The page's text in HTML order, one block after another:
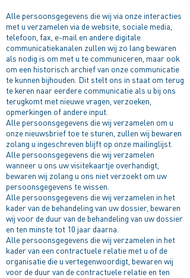
Alle persoonsgegevens die wij via onze interacties
met u verzamelen via de website, sociale media,
telefoon, fax, e-mail en andere digitale
communicatiekanalen zullen wij zo lang bewaren
als nodig is om met u te communiceren, maar ook
om een historisch archief van onze communicatie
te kunnen bijhouden. Dit stelt ons in staat om terug
te keren naar eerdere communicatie als u bij ons
terugkomt met nieuwe vragen, verzoeken,
opmerkingen of andere input.
Alle persoonsgegevens die wij verzamelen om u
onze nieuwsbrief toe te sturen, zullen wij bewaren
zolang u ingeschreven blijft op onze mailinglijst.
Alle persoonsgegevens die wij verzamelen
wanneer u ons uw visitekaartje overhandigt,
bewaren wij zolang u ons niet verzoekt om uw
persoonsgegevens te wissen.
Alle persoonsgegevens die wij verzamelen in het
kader van de behandeling van uw dossier, bewaren
wij voor de duur van de behandeling van uw dossier
en ten minste tot 10 jaar daarna.
Alle persoonsgegevens die wij verzamelen in het
kader van een contractuele relatie met u of de
organisatie die u vertegenwoordigt, bewaren wij
voor de duur van de contractuele relatie en ten